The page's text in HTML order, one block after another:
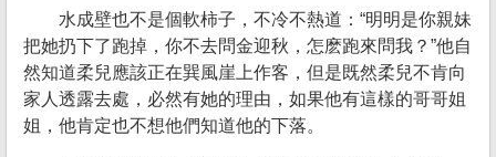
水成壁也不是個軟柿子，不冷不熱道：“明明是你親妹
把她扔下了跑掉，你不去問金迎秋，怎麽跑來問我？”他自
然知道柔兒應該正在巽風崖上作客，但是既然柔兒不肯向
家人透露去處，必然有她的理由，如果他有這樣的哥哥姐
姐，他肯定也不想他們知道他的下落。